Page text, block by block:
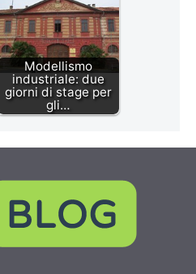
Modellismo
industriale: due
giorni di stage per
gli…